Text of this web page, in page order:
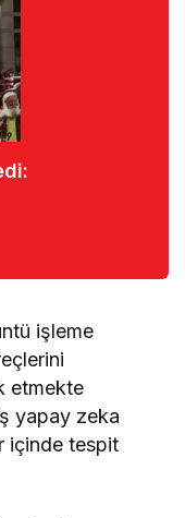
işleme
etmekte
yapay zeka
içinde tespit